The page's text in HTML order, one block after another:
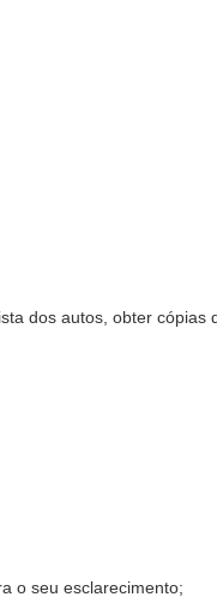
dos autos, obter cópias
o seu esclarecimento;